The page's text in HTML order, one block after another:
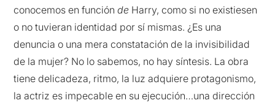
conocemos en funciónde Harry, como si no existiesen
o no tuvieran identidad por sí mismas. ¿Es una
denuncia o una mera constatación de la invisibilidad
de la mujer? No lo sabemos, no hay síntesis. La obra
tiene delicadeza, ritmo, la luz adquiere protagonismo,
la actriz es impecable en su ejecución…una dirección